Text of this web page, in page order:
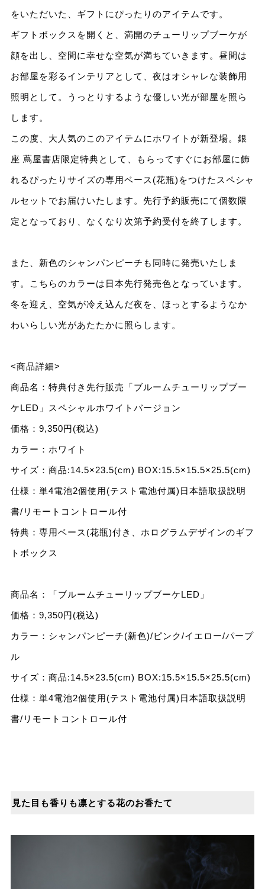
をいただいた、ギフトにぴったりのアイテムです。
ギフトボックスを開くと、満開のチューリップブーケが
顔を出し、空間に幸せな空気が満ちていきます。昼間は
お部屋を彩るインテリアとして、夜はオシャレな装飾⽤
照明として。うっとりするような優しい光が部屋を照ら
します。
この度、⼤⼈気のこのアイテムにホワイトが新登場。銀
座 蔦屋書店限定特典として、もらってすぐにお部屋に飾
れるぴったりサイズの専⽤ベース(花瓶)をつけたスペシャ
ルセットでお届けいたします。先⾏予約販売にて個数限
定となっており、なくなり次第予約受付を終了します。
また、新⾊のシャンパンピーチも同時に発売いたしま
す。こちらのカラーは⽇本先⾏発売⾊となっています。
冬を迎え、空気が冷え込んだ夜を、ほっとするようなか
わいらしい光があたたかに照らします。
<商品詳細>
商品名：特典付き先⾏販売「ブルームチューリップブー
ケLED」スペシャルホワイトバージョン
価格：9,350円(税込)
カラー：ホワイト
サイズ：商品:14.5×23.5(cm) BOX:15.5×15.5×25.5(cm)
仕様：単4電池2個使⽤(テスト電池付属)⽇本語取扱説明
書/リモートコントロール付
特典：専⽤ベース(花瓶)付き、ホログラムデザインのギフ
トボックス
商品名：「ブルームチューリップブーケLED」
価格：9,350円(税込)
カラー：シャンパンピーチ(新⾊)/ピンク/イエロー/パープ
ル
サイズ：商品:14.5×23.5(cm) BOX:15.5×15.5×25.5(cm)
仕様：単4電池2個使⽤(テスト電池付属)⽇本語取扱説明
書/リモートコントロール付
⾒た⽬も⾹りも凛とする花のお⾹たて